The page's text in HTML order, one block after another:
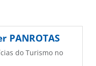
PANROTAS
do Turismo no